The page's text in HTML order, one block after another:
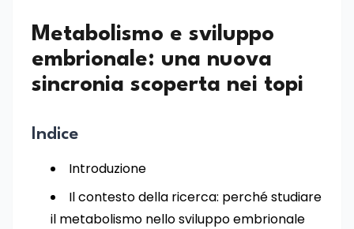
Metabolismo e sviluppo
embrionale: una nuova
sincronia scoperta nei topi
Indice
Introduzione
Il contesto della ricerca: perché studiare
il metabolismo nello sviluppo embrionale